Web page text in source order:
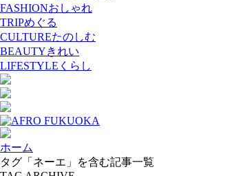
FASHIONおしゃれ
TRIPめぐる
CULTUREたのしむ
BEAUTYきれい
LIFESTYLE くらし
ホーム
タグ「ネーエ」を含む記事一覧